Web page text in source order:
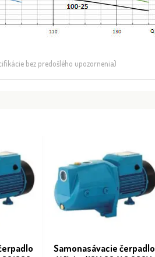
bez predošlého upozornenia)
Samonasávacie čerpadlo